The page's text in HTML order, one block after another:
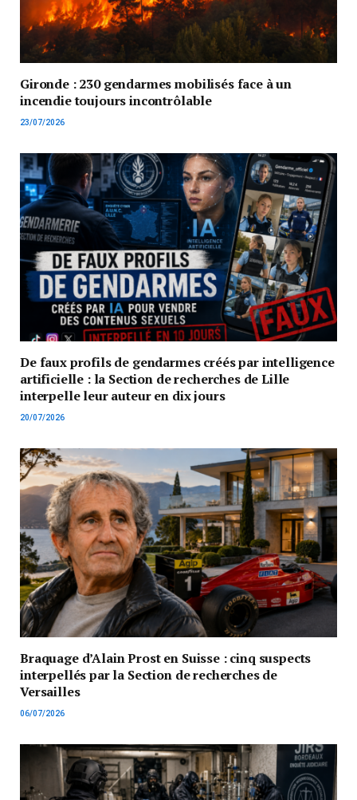
Gironde : 230 gendarmes mobilisés face à un
incendie toujours incontrôlable
23/07/2026
De faux profils de gendarmes créés par intelligence
artificielle : la Section de recherches de Lille
interpelle leur auteur en dix jours
20/07/2026
Braquage d’Alain Prost en Suisse : cinq suspects
interpellés par la Section de recherches de
Versailles
06/07/2026